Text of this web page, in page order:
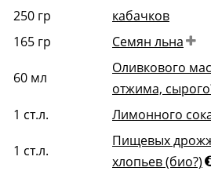
250 гр
кабачков
165 гр Семян льна
60 мл
Оливкового
отжима,
1 ст.л. Лимонного
1 ст.л.
Пищевых
хлопьев (био?)